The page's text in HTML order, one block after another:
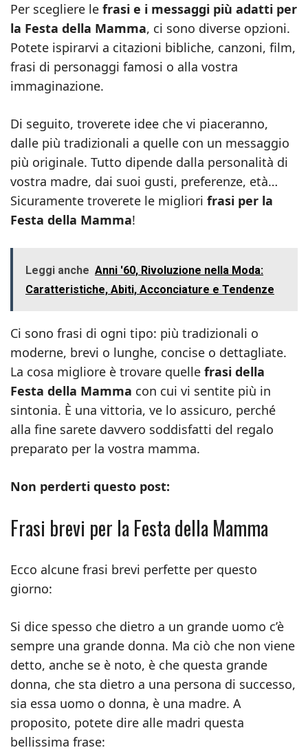
Per scegliere le frasi e i messaggi più adatti per
la Festa della Mamma, ci sono diverse opzioni.
Potete ispirarvi a citazioni bibliche, canzoni, film,
frasi di personaggi famosi o alla vostra
immaginazione.
Di seguito, troverete idee che vi piaceranno,
dalle più tradizionali a quelle con un messaggio
più originale. Tutto dipende dalla personalità di
vostra madre, dai suoi gusti, preferenze, età…
Sicuramente troverete le migliori frasi per la
Festa della Mamma!
Leggi anche Anni '60, Rivoluzione nella Moda:
Caratteristiche, Abiti, Acconciature e Tendenze
Ci sono frasi di ogni tipo: più tradizionali o
moderne, brevi o lunghe, concise o dettagliate.
La cosa migliore è trovare quelle frasi della
Festa della Mamma con cui vi sentite più in
sintonia. È una vittoria, ve lo assicuro, perché
alla fine sarete davvero soddisfatti del regalo
preparato per la vostra mamma.
Non perderti questo post:
Frasi brevi per la Festa della Mamma
Ecco alcune frasi brevi perfette per questo
giorno:
Si dice spesso che dietro a un grande uomo c’è
sempre una grande donna. Ma ciò che non viene
detto, anche se è noto, è che questa grande
donna, che sta dietro a una persona di successo,
sia essa uomo o donna, è una madre. A
proposito, potete dire alle madri questa
bellissima frase: